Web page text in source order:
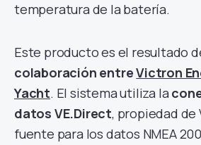
temperatura de la batería.
Este producto es el resultado
colaboración entreVictron
Yacht. El sistema utiliza la
datos VE.Direct, propiedad
fuente para los datos NMEA